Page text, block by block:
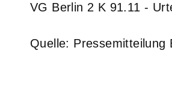
VG Berlin 2 K 91.11 -
Quelle: Pressemitteilung